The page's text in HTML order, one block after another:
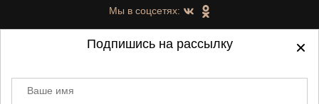
Мы в соцсетях:
Подпишись на рассылку
Ваше имя